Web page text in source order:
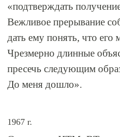
«подтверждать
Вежливое прерывание
дать ему понять, что его
Чрезмерно длинные
пресечь следующим
До меня дошло».
1967 г.